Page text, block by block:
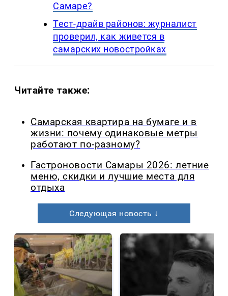
Самаре?
Тест-драйв районов: журналист
проверил, как живется в
самарских новостройках
Читайте также:
Самарская квартира на бумаге и в
жизни: почему одинаковые метры
работают по-разному?
Гастроновости Самары 2026: летние
меню, скидки и лучшие места для
отдыха
Следующая новость ↓